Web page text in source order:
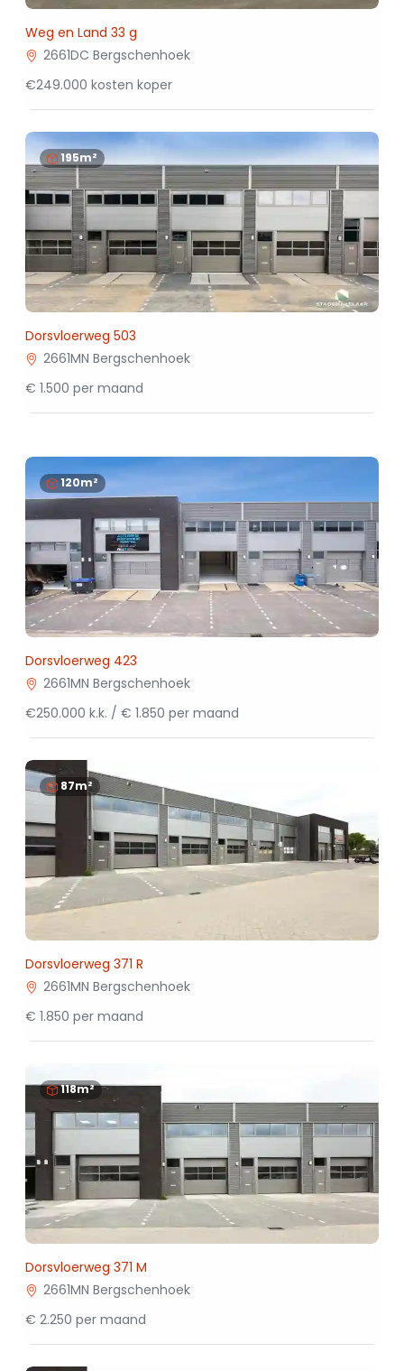
Weg en Land 33 g
2661DC Bergschenhoek
€249.000 kosten koper
195m²
Dorsvloerweg 503
2661MN Bergschenhoek
€ 1.500 per maand
120m²
Dorsvloerweg 423
2661MN Bergschenhoek
€250.000 k.k. / € 1.850 per maand
87m²
Dorsvloerweg 371 R
2661MN Bergschenhoek
€ 1.850 per maand
118m²
Dorsvloerweg 371 M
2661MN Bergschenhoek
€ 2.250 per maand